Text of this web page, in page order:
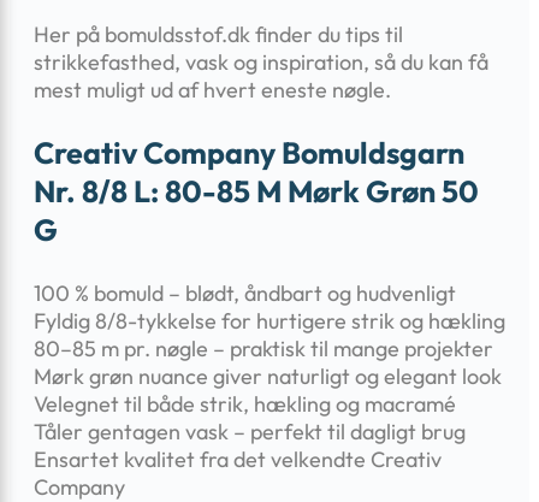
Her på bomuldsstof.dk finder du tips til
strikkefasthed, vask og inspiration, så du kan få
mest muligt ud af hvert eneste nøgle.
Creativ Company Bomuldsgarn
Nr. 8/8 L: 80-85 M Mørk Grøn 50
G
100 % bomuld – blødt, åndbart og hudvenligt
Fyldig 8/8-tykkelse for hurtigere strik og hækling
80–85 m pr. nøgle – praktisk til mange projekter
Mørk grøn nuance giver naturligt og elegant look
Velegnet til både strik, hækling og macramé
Tåler gentagen vask – perfekt til dagligt brug
Ensartet kvalitet fra det velkendte Creativ
Company